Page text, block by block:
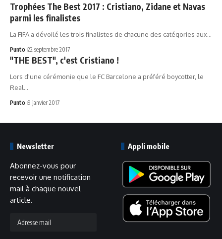
Trophées The Best 2017 : Cristiano, Zidane et Navas
parmi les finalistes
La FIFA a dévoilé les trois finalistes de chacune des catégories aux…
Punto 22 septembre 2017
"THE BEST", c'est Cristiano !
Lors d'une cérémonie que le FC Barcelone a préféré boycotter, le
Real…
Punto 9 janvier 2017
Newsletter
Abonnez-vous pour
recevoir une notification
mail à chaque nouvel
article.
mail
Appli mobile